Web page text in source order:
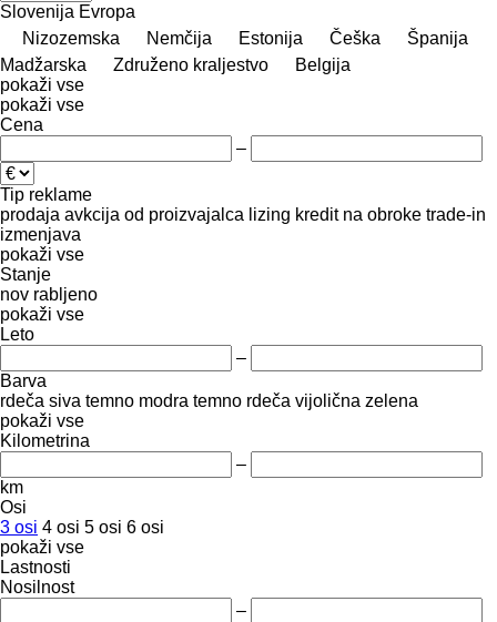
Slovenija Evropa
Nizozemska
Nemčija Estonija Češka
Španija
Madžarska
Združeno kraljestvo
Belgija
pokaži vse
pokaži vse
Cena
–
Tip reklame
prodaja avkcija od proizvajalca lizing kredit na obroke trade-in
izmenjava
pokaži vse
Stanje
nov rabljeno
pokaži vse
Leto
–
Barva
rdeča siva temno modra temno rdeča vijolična zelena
pokaži vse
Kilometrina
–
km
Osi
3 osi 4 osi 5 osi 6 osi
pokaži vse
Lastnosti
Nosilnost
–